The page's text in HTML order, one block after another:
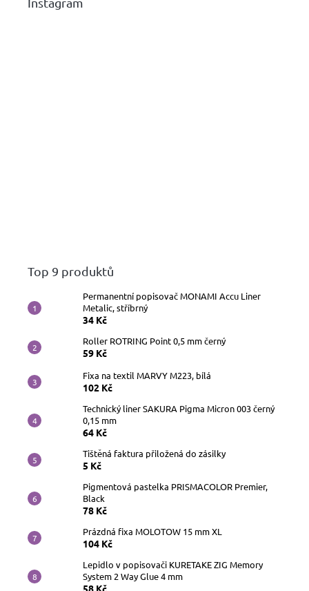
Top 9 produktů
Permanentní popisovač MONAMI Accu Liner
Metalic, stříbrný
34 Kč
Roller ROTRING Point 0,5 mm černý
59 Kč
Fixa na textil MARVY M223, bílá
102 Kč
Technický liner SAKURA Pigma Micron 003 černý
0,15 mm
64 Kč
Tištěná faktura přiložená do zásilky
5 Kč
Pigmentová pastelka PRISMACOLOR Premier,
Black
78 Kč
Prázdná fixa MOLOTOW 15 mm XL
104 Kč
Lepidlo v popisovači KURETAKE ZIG Memory
System 2 Way Glue 4 mm
58 Kč